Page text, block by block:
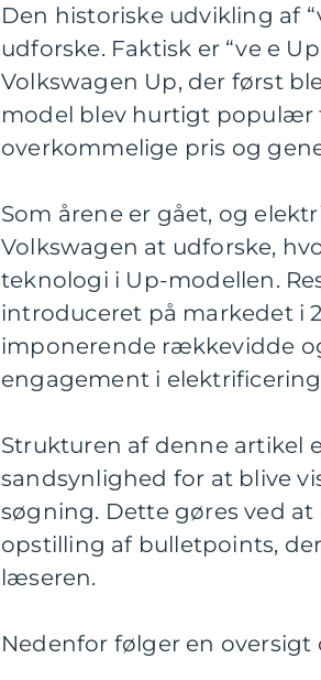
Den historiske udvikling af
udforske. Faktisk er “ve e
Volkswagen Up, der først
model blev hurtigt populær
overkommelige pris og
Som årene er gået, og
Volkswagen at udforske,
teknologi i Up-modellen.
introduceret på markedet i
imponerende rækkevidde
engagement i
Strukturen af denne artikel
sandsynlighed for at blive
søgning. Dette gøres ved
opstilling af bulletpoints,
læseren.
Nedenfor følger en oversigt